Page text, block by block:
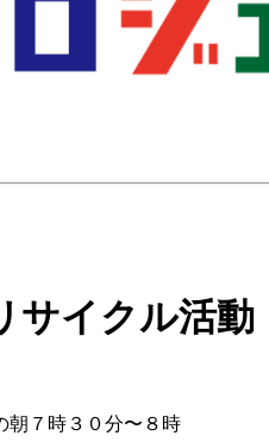
サイクル活動
朝７時３０分〜８時